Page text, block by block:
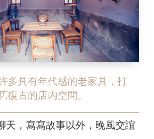
多具有年代感的老家具，打
復古的店內空間。
天，寫寫故事以外，晚風交誼